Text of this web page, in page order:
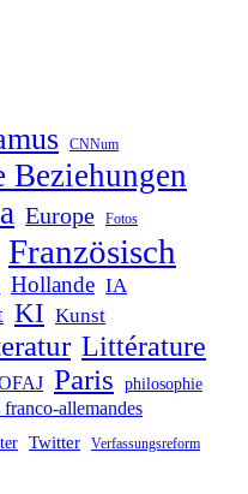
CNNum
Beziehungen
Europe Fotos
Französisch
Hollande IA
KI Kunst
Littérature
Paris philosophie
allemandes
Twitter Verfassungsreform